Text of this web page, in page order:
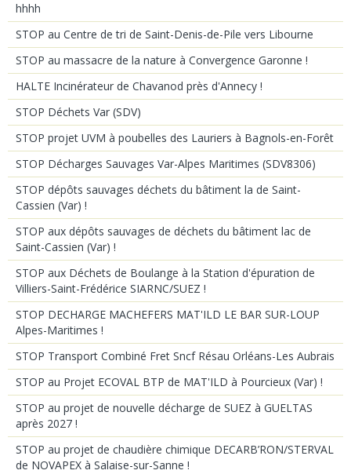
hhhh
STOP au Centre de tri de Saint-Denis-de-Pile vers Libourne
STOP au massacre de la nature à Convergence Garonne !
HALTE Incinérateur de Chavanod près d'Annecy !
STOP Déchets Var (SDV)
STOP projet UVM à poubelles des Lauriers à Bagnols-en-Forêt
STOP Décharges Sauvages Var-Alpes Maritimes (SDV8306)
STOP dépôts sauvages déchets du bâtiment la de Saint-
Cassien (Var) !
STOP aux dépôts sauvages de déchets du bâtiment lac de
Saint-Cassien (Var) !
STOP aux Déchets de Boulange à la Station d'épuration de
Villiers-Saint-Frédérice SIARNC/SUEZ !
STOP DECHARGE MACHEFERS MAT'ILD LE BAR SUR-LOUP
Alpes-Maritimes !
STOP Transport Combiné Fret Sncf Résau Orléans-Les Aubrais
STOP au Projet ECOVAL BTP de MAT'ILD à Pourcieux (Var) !
STOP au projet de nouvelle décharge de SUEZ à GUELTAS
après 2027 !
STOP au projet de chaudière chimique DECARB’RON/STERVAL
de NOVAPEX à Salaise-sur-Sanne !